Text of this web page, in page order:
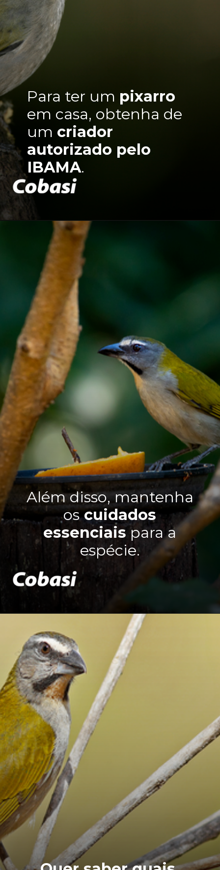
Para ter um pixarro
em casa, obtenha de
um criador
autorizado pelo
IBAMA.
Além disso, mantenha
oscuidados
essenciaispara a
espécie.